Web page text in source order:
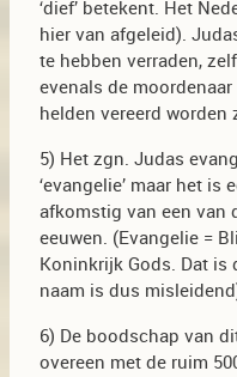
‘dief’ betekent. Het
hier van afgeleid).
te hebben verraden,
evenals de
helden vereerd
5) Het zgn. Judas
‘evangelie’ maar het is
afkomstig van een van
eeuwen. (Evangelie =
Koninkrijk Gods. Dat is
naam is dus
6) De boodschap van
overeen met de ruim